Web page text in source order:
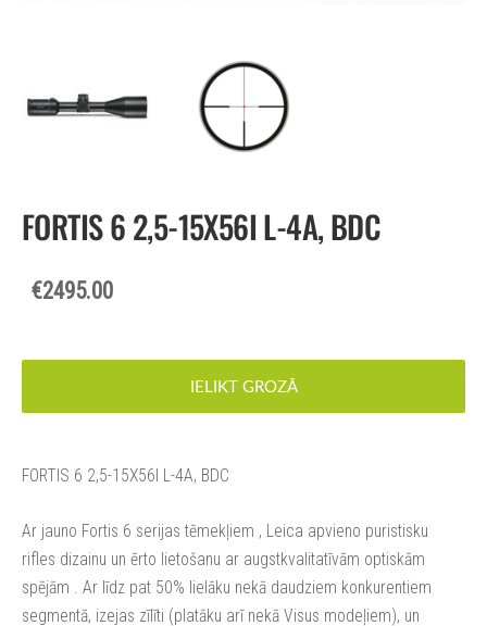
FORTIS 6 2,5-15X56I L-4A, BDC
€2495.00
IELIKT GROZĀ
FORTIS 6 2,5-15X56I L-4A, BDC
Ar jauno Fortis 6 serijas tēmekļiem , Leica apvieno puristisku
rifles dizainu un ērto lietošanu ar augstkvalitatīvām optiskām
spējām . Ar līdz pat 50% lielāku nekā daudziem konkurentiem
segmentā, izejas zīlīti (platāku arī nekā Visus modeļiem), un